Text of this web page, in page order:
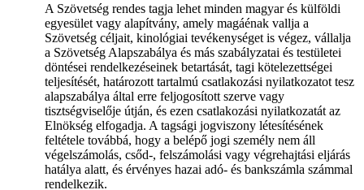
A Szövetség rendes tagja lehet minden magyar és külföldi
egyesület vagy alapítvány, amely magáénak vallja a
Szövetség céljait, kinológiai tevékenységet is végez, vállalja
a Szövetség Alapszabálya és más szabályzatai és testületei
döntései rendelkezéseinek betartását, tagi kötelezettségei
teljesítését, határozott tartalmú csatlakozási nyilatkozatot tesz
alapszabálya által erre feljogosított szerve vagy
tisztségviselője útján, és ezen csatlakozási nyilatkozatát az
Elnökség elfogadja. A tagsági jogviszony létesítésének
feltétele továbbá, hogy a belépő jogi személy nem áll
végelszámolás, csőd-, felszámolási vagy végrehajtási eljárás
hatálya alatt, és érvényes hazai adó- és bankszámla számmal
rendelkezik.